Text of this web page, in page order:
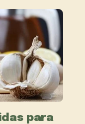
para